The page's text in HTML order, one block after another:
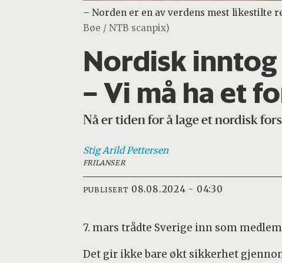
– Norden er en av verdens mest likestilte
Bøe / NTB scanpix)
Nordisk inntog
– Vi må ha et
Nå er tiden for å lage et nordisk
Stig Arild Pettersen
FRILANSER
PUBLISERT 08.08.2024 - 04:30
7. mars trådte Sverige inn som
Det gir ikke bare økt sikkerhet